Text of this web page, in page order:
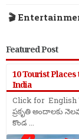
🎬
Featured Post
10 Tourist Places
India
Click for
ప్రకృతి అందాలకు
కొండ ...